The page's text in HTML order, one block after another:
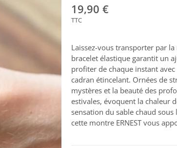
19,90 €
TTC
Laissez-vous transporter par
bracelet élastique garantit un
profiter de chaque instant
cadran étincelant. Ornées de
mystères et la beauté des
estivales, évoquent la chaleur
sensation du sable chaud
cette montre ERNEST vous